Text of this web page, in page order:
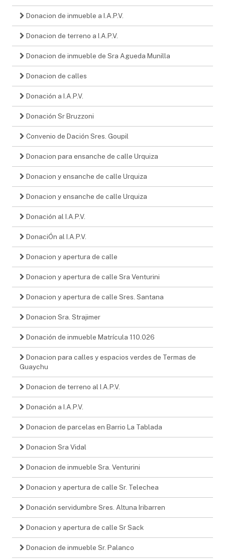
Donacion de inmueble a I.A.P.V.
Donacion de terreno a I.A.P.V.
Donacion de inmueble de Sra Agueda Munilla
Donacion de calles
Donación a I.A.P.V.
Donación Sr Bruzzoni
Convenio de Dación Sres. Goupil
Donacion para ensanche de calle Urquiza
Donacion y ensanche de calle Urquiza
Donacion y ensanche de calle Urquiza
Donación al I.A.P.V.
DonaciÓn al I.A.P.V.
Donacion y apertura de calle
Donacion y apertura de calle Sra Venturini
Donacion y apertura de calle Sres. Santana
Donacion Sra. Strajimer
Donación de inmueble Matrícula 110.026
Donacion para calles y espacios verdes de Termas de
Guaychu
Donacion de terreno al I.A.P.V.
Donación a I.A.P.V.
Donacion de parcelas en Barrio La Tablada
Donacion Sra Vidal
Donacion de inmueble Sra. Venturini
Donacion y apertura de calle Sr. Telechea
Donación servidumbre Sres. Altuna Iribarren
Donacion y apertura de calle Sr Sack
Donacion de inmueble Sr. Palanco